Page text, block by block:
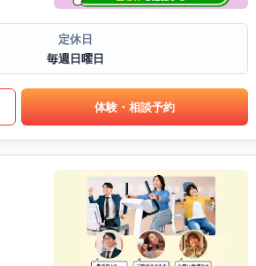
定休日
毎週日曜日
体験・相談予約